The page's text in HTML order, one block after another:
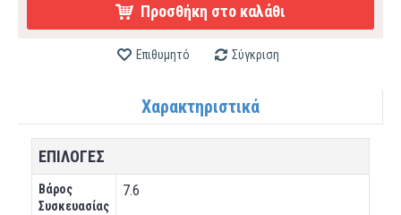
Προσθήκη στο καλάθι
Επιθυμητό Σύγκριση
Χαρακτηριστικά
ΕΠΙΛΟΓΕΣ
Βάρος
Συσκευασίας
7.6